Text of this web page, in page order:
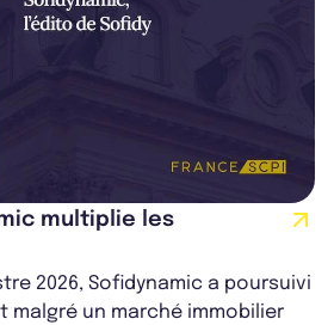
multiplie les
2026, Sofidynamic a poursuivi
malgré un marché immobilier